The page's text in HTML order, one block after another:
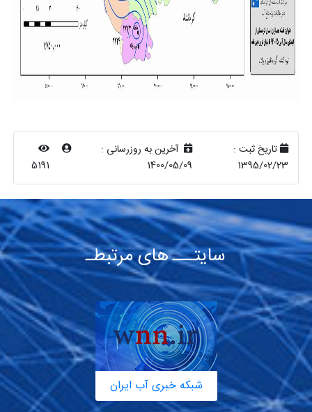
تاریخ ثبت :
1395/02/23
آخرین به روزرسانی :
1400/05/09
5191
سایتـــ های مرتبطـ
شبکه خبری آب ایران